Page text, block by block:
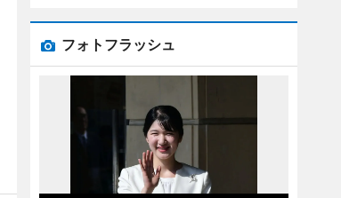
フォトフラッシュ